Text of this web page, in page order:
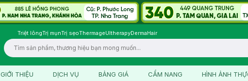
Triệt lôngTrị mụnTrị sẹoThermageUltherapyDermaHair
GIỚI THIỆU DỊCH VỤ BẢNG GIÁ CẨM NANG HÌNH ẢNH